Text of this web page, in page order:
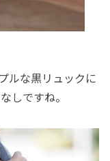
ルな黒リュックに
しですね。